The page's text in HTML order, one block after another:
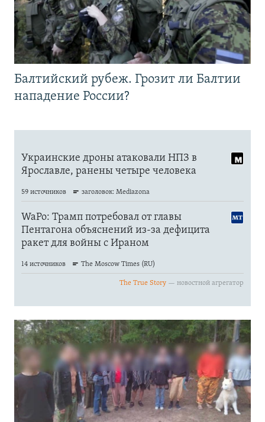
Балтийский рубеж. Грозит ли Балтии
нападение России?